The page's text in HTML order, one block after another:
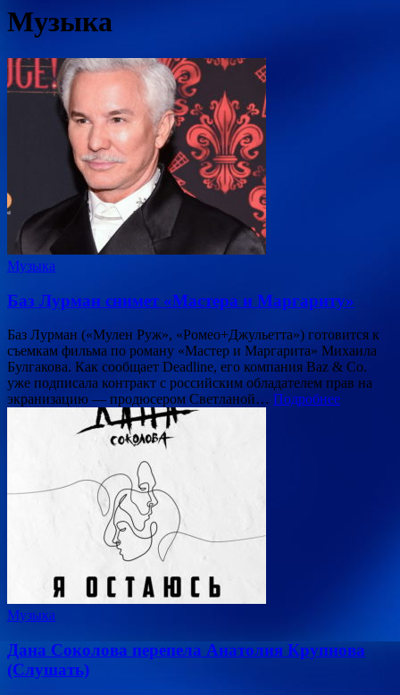
Музыка
Музыка
Баз Лурман снимет «Мастера и Маргариту»
Баз Лурман («Мулен Руж», «Ромео+Джульетта») готовится к
съемкам фильма по роману «Мастер и Маргарита» Михаила
Булгакова. Как сообщает Deadline, его компания Baz & Co.
уже подписала контракт с российским обладателем прав на
экранизацию — продюсером Светланой… Подробнее
Музыка
Дана Соколова перепела Анатолия Крупнова
(Слушать)